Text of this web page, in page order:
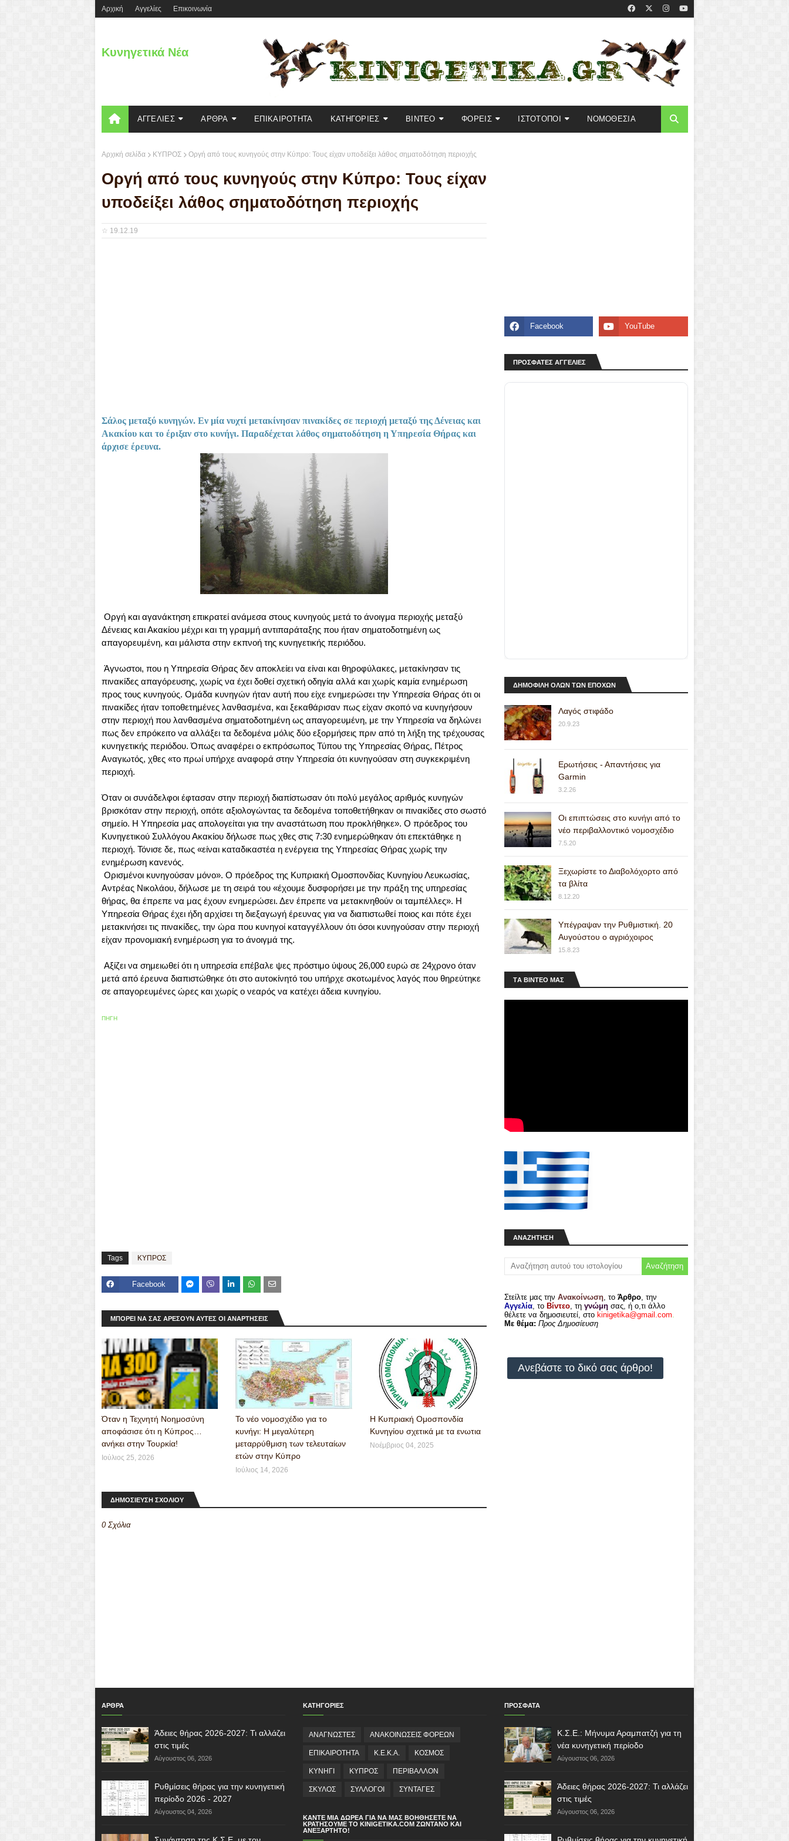
Aρχική Αγγελίες Επικοινωνία
Κυνηγετικά Νέα
ΑΓΓΕΛΙΕΣ ΑΡΘΡΑ ΕΠΙΚΑΙΡΟΤΗΤΑ KΑΤΗΓΟΡΙΕΣ ΒΙΝΤΕΟ ΦΟΡΕΙΣ ΙΣΤΟΤΟΠΟΙ ΝΟΜΟΘΕΣΙΑ
Αρχική σελίδα ΚΥΠΡΟΣ Οργή από τους κυνηγούς στην Κύπρο: Τους είχαν υποδείξει λάθος σηματοδότηση περιοχής
Οργή από τους κυνηγούς στην Κύπρο: Τους είχαν
υποδείξει λάθος σηματοδότηση περιοχής
☆ 19.12.19
Σάλος μεταξύ κυνηγών. Εν μία νυχτί μετακίνησαν πινακίδες σε περιοχή μεταξύ της Δένειας και
Ακακίου και το έριξαν στο κυνήγι. Παραδέχεται λάθος σηματοδότηση η Υπηρεσία Θήρας και
άρχισε έρευνα.
Οργή και αγανάκτηση επικρατεί ανάμεσα στους κυνηγούς μετά το άνοιγμα περιοχής μεταξύ
Δένειας και Ακακίου μέχρι και τη γραμμή αντιπαράταξης που ήταν σηματοδοτημένη ως
απαγορευμένη, και μάλιστα στην εκπνοή της κυνηγετικής περιόδου.
Άγνωστοι, που η Υπηρεσία Θήρας δεν αποκλείει να είναι και θηροφύλακες, μετακίνησαν τις
πινακίδες απαγόρευσης, χωρίς να έχει δοθεί σχετική οδηγία αλλά και χωρίς καμία ενημέρωση
προς τους κυνηγούς. Ομάδα κυνηγών ήταν αυτή που είχε ενημερώσει την Υπηρεσία Θήρας ότι οι
πινακίδες ήταν τοποθετημένες λανθασμένα, και ξεκαθάρισαν πως είχαν σκοπό να κυνηγήσουν
στην περιοχή που λανθασμένα σηματοδοτημένη ως απαγορευμένη, με την Υπηρεσία να δηλώνει
πως δεν επρόκειτο να αλλάξει τα δεδομένα μόλις δύο εξορμήσεις πριν από τη λήξη της τρέχουσας
κυνηγετικής περιόδου. Όπως αναφέρει ο εκπρόσωπος Τύπου της Υπηρεσίας Θήρας, Πέτρος
Αναγιωτός, χθες «το πρωί υπήρχε αναφορά στην Υπηρεσία ότι κυνηγούσαν στη συγκεκριμένη
περιοχή.
Όταν οι συνάδελφοι έφτασαν στην περιοχή διαπίστωσαν ότι πολύ μεγάλος αριθμός κυνηγών
βρισκόταν στην περιοχή, οπότε αξιολογώντας τα δεδομένα τοποθετήθηκαν οι πινακίδες στο σωστό
σημείο. Η Υπηρεσία μας απολογείται για την αναστάτωση που προκλήθηκε». Ο πρόεδρος του
Κυνηγετικού Συλλόγου Ακακίου δήλωσε πως χθες στις 7:30 ενημερώθηκαν ότι επεκτάθηκε η
περιοχή. Τόνισε δε, πως «είναι καταδικαστέα η ενέργεια της Υπηρεσίας Θήρας χωρίς την
ενημέρωση κανενός.
Ορισμένοι κυνηγούσαν μόνο». Ο πρόεδρος της Κυπριακή Ομοσπονδίας Κυνηγίου Λευκωσίας,
Αντρέας Νικολάου, δήλωσε με τη σειρά του «έχουμε δυσφορήσει με την πράξη της υπηρεσίας
θήρας, θα έπρεπε να μας έχουν ενημερώσει. Δεν έπρεπε να μετακινηθούν οι ταμπέλλες». Η
Υπηρεσία Θήρας έχει ήδη αρχίσει τη διεξαγωγή έρευνας για να διαπιστωθεί ποιος και πότε έχει
μετακινήσει τις πινακίδες, την ώρα που κυνηγοί καταγγέλλουν ότι όσοι κυνηγούσαν στην περιοχή
είχαν προνομιακή ενημέρωση για το άνοιγμά της.
Αξίζει να σημειωθεί ότι η υπηρεσία επέβαλε ψες πρόστιμο ύψους 26,000 ευρώ σε 24χρονο όταν
μετά από έρευνα διαπιστώθηκε ότι στο αυτοκίνητό του υπήρχε σκοτωμένος λαγός που θηρεύτηκε
σε απαγορευμένες ώρες και χωρίς ο νεαρός να κατέχει άδεια κυνηγίου.
ΠΗΓΗ
Tags ΚΥΠΡΟΣ
Facebook
seng
ΜΠΟΡΕΊ ΝΑ ΣΑΣ ΑΡΈΣΟΥΝ ΑΥΤΈΣ ΟΙ ΑΝΑΡΤΉΣΕΙΣ
Όταν η Τεχνητή Νοημοσύνη
αποφάσισε ότι η Κύπρος…
ανήκει στην Τουρκία!
Ιούλιος 25, 2026
Το νέο νομοσχέδιο για το
κυνήγι: Η μεγαλύτερη
μεταρρύθμιση των τελευταίων
ετών στην Κύπρο
Ιούλιος 14, 2026
Η Κυπριακή Ομοσπονδία
Κυνηγίου σχετικά με τα ενωτια
Νοέμβριος 04, 2025
ΔΗΜΟΣΙΕΥΣΗ ΣΧΟΛΙΟΥ
0 Σχόλια
ΠΡΟΣΦΑΤΕΣ ΑΓΓΕΛΙΕΣ
ΔΗΜΟΦΙΛΗ ΟΛΩΝ ΤΩΝ ΕΠΟΧΩΝ
Λαγός στιφάδο
20.9.23
Ερωτήσεις - Απαντήσεις για
Garmin
3.2.26
Οι επιπτώσεις στο κυνήγι από το
νέο περιβαλλοντικό νομοσχέδιο
7.5.20
Ξεχωρίστε το Διαβολόχορτο από
τα βλίτα
8.12.20
Υπέγραψαν την Ρυθμιστική. 20
Αυγούστου ο αγριόχοιρος
15.8.23
ΤA ΒΙΝΤΕΟ MAΣ
ΑΝΑΖΉΤΗΣΗ
Στείλτε μας την Ανακοίνωση, το Άρθρο, την
Αγγελία, το Βίντεο, τη γνώμησας, ή ο,τι άλλο
θέλετε να δημοσιευτεί, στο kinigetika@gmail.com.
Με θέμα: Προς Δημοσίευση
Ανεβάστε το δικό σας άρθρο!
ΑΡΘΡΑ
Άδειες θήρας 2026-2027: Τι αλλάζει
στις τιμές
Αύγουστος 06, 2026
Ρυθμίσεις θήρας για την κυνηγετική
περίοδο 2026 - 2027
Αύγουστος 04, 2026
ΚΑΤΗΓΟΡΙΕΣ
ΑΝΑΓΝΩΣΤΕΣ ΑΝΑΚΟΙΝΩΣΕΙΣ ΦΟΡΕΩΝ
ΕΠΙΚΑΙΡΟΤΗΤΑ Κ.Ε.Κ.Α. ΚΟΣΜΟΣ
ΚΥΝΗΓΙ ΚΥΠΡΟΣ ΠΕΡΙΒΑΛΛΟΝ
ΣΚΥΛΟΣ ΣΥΛΛΟΓΟΙ ΣΥΝΤΑΓΕΣ
ΚΆΝΤΕ ΜΙΑ ΔΩΡΕΆ ΓΙΑ ΝΑ ΜΑΣ ΒΟΗΘΉΣΕΤΕ ΝΑ
ΚΡΑΤΉΣΟΥΜΕ ΤΟ KINIGETIKA.COM ΖΩΝΤΑΝΌ ΚΑΙ
ΑΝΕΞΆΡΤΗΤΟ!
ΠΡΟΣΦΑΤΑ
Κ.Σ.Ε.: Μήνυμα Αραμπατζή για τη
νέα κυνηγετική περίοδο
Αύγουστος 06, 2026
Άδειες θήρας 2026-2027: Τι αλλάζει
στις τιμές
Αύγουστος 06, 2026